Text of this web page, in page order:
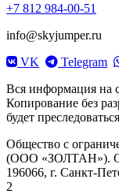
+7 812 984-00-51
info@skyjumper.ru
VK
Telegram
Вся информация на
Копирование без
будет
Общество с
(ООО «ЗОЛТАН»).
196066, г. Санкт-
2